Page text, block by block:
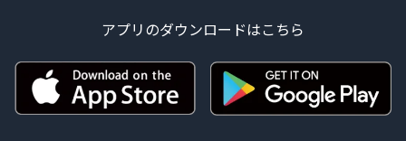
アプリのダウンロードはこちら